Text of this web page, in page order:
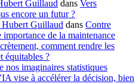
Guillaud dans Vers
encore un futur ?
Hubert Guillaud dans Contre
de la maintenance
comment rendre les
équitables ?
nos imaginaires statistiques
vise à accélérer la décision, bien